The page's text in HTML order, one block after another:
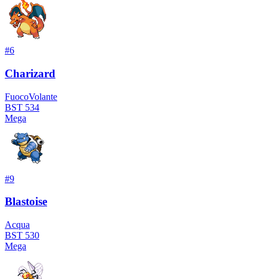
#6
Charizard
FuocoVolante
BST 534
Mega
#9
Blastoise
Acqua
BST 530
Mega